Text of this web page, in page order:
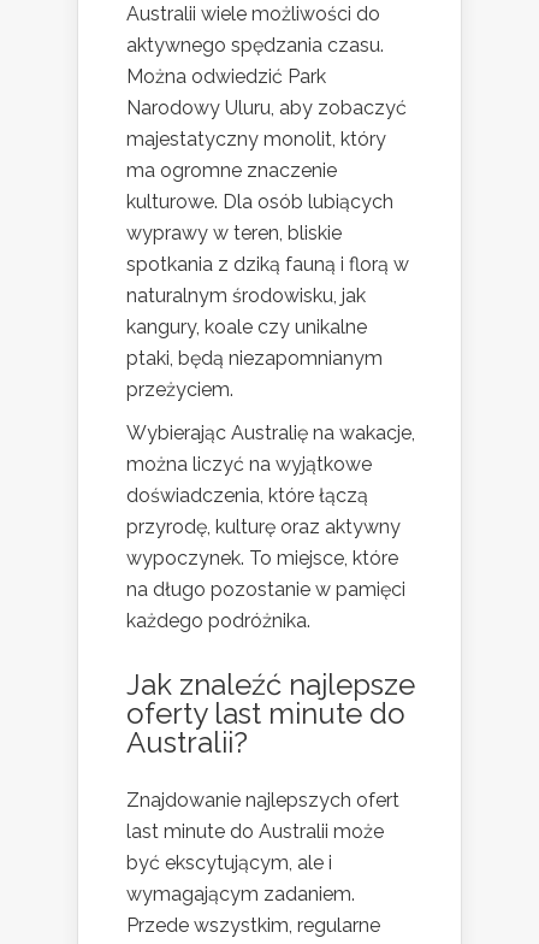
Australii wiele możliwości do
aktywnego spędzania czasu.
Można odwiedzić Park
Narodowy Uluru, aby zobaczyć
majestatyczny monolit, który
ma ogromne znaczenie
kulturowe. Dla osób lubiących
wyprawy w teren, bliskie
spotkania z dziką fauną i florą w
naturalnym środowisku, jak
kangury, koale czy unikalne
ptaki, będą niezapomnianym
przeżyciem.
Wybierając Australię na wakacje,
można liczyć na wyjątkowe
doświadczenia, które łączą
przyrodę, kulturę oraz aktywny
wypoczynek. To miejsce, które
na długo pozostanie w pamięci
każdego podróżnika.
Jak znaleźć najlepsze
oferty last minute do
Australii?
Znajdowanie najlepszych ofert
last minute do Australii może
być ekscytującym, ale i
wymagającym zadaniem.
Przede wszystkim, regularne